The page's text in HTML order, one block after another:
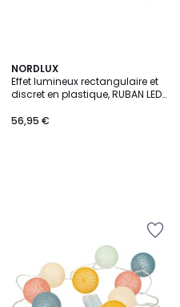
NORDLUX
Effet lumineux rectangulaire et
discret en plastique, RUBAN LED
56,95 €